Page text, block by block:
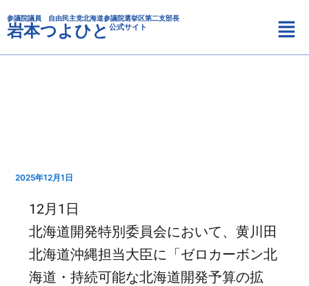
容
を
ス
参議院議員 自由民主党北海道参議院選挙区第二支部長
岩本つよひと 公式サイト
メ
ニ
ュ
2025年12月1日
12月1日
北海道開発特別委員会において、黄川田
北海道沖縄担当大臣に「ゼロカーボン北
海道・持続可能な北海道開発予算の拡
テ
ゴ